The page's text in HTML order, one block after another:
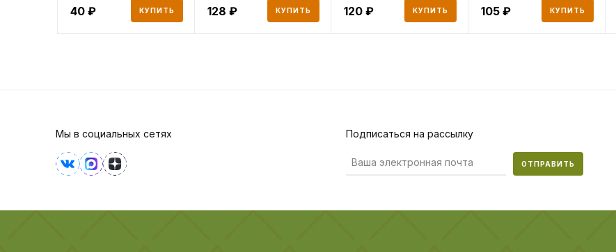
40 КУПИТЬ 128 КУПИТЬ 120 КУПИТЬ 105 КУПИТЬ
Мы в социальных сетях Подписаться на рассылку
ОТПРАВИТЬ